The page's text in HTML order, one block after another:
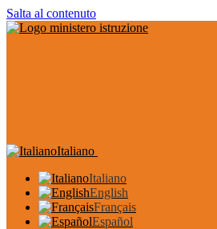
Salta al contenuto
Italiano
Italiano
English
Français
Español